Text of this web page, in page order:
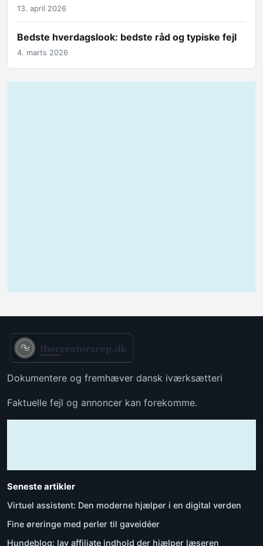
13. april 2026
Bedste hverdagslook: bedste råd og typiske fejl
4. marts 2026
Dokumentere og fremhæver dansk iværksætteri
Faktuelle fejl og annoncer kan forekomme.
Seneste artikler
Virtuel assistent: Den moderne hjælper i en digital verden
Fine øreringe med perler til gaveidéer
Hundeblog: lav affiliate indhold der hjælper læseren